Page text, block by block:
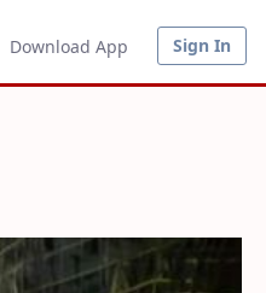
Download App Sign In